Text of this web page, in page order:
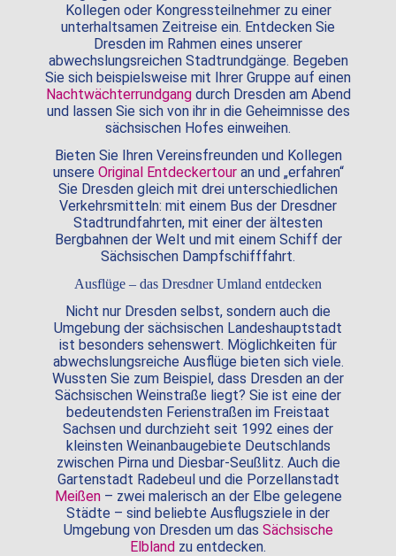
Kollegen oder Kongressteilnehmer zu einer
unterhaltsamen Zeitreise ein. Entdecken Sie
Dresden im Rahmen eines unserer
abwechslungsreichen Stadtrundgänge. Begeben
Sie sich beispielsweise mit Ihrer Gruppe auf einen
Nachtwächterrundgangdurch Dresden am Abend
und lassen Sie sich von ihr in die Geheimnisse des
sächsischen Hofes einweihen.
Bieten Sie Ihren Vereinsfreunden und Kollegen
unsere Original Entdeckertouran und „erfahren“
Sie Dresden gleich mit drei unterschiedlichen
Verkehrsmitteln: mit einem Bus der Dresdner
Stadtrundfahrten, mit einer der ältesten
Bergbahnen der Welt und mit einem Schiff der
Sächsischen Dampfschifffahrt.
Ausflüge – das Dresdner Umland entdecken
Nicht nur Dresden selbst, sondern auch die
Umgebung der sächsischen Landeshauptstadt
ist besonders sehenswert. Möglichkeiten für
abwechslungsreiche Ausflüge bieten sich viele.
Wussten Sie zum Beispiel, dass Dresden an der
Sächsischen Weinstraße liegt? Sie ist eine der
bedeutendsten Ferienstraßen im Freistaat
Sachsen und durchzieht seit 1992 eines der
kleinsten Weinanbaugebiete Deutschlands
zwischen Pirna und Diesbar-Seußlitz. Auch die
Gartenstadt Radebeul und die Porzellanstadt
Meißen– zwei malerisch an der Elbe gelegene
Städte – sind beliebte Ausflugsziele in der
Umgebung von Dresden um das Sächsische
Elbland zu entdecken.